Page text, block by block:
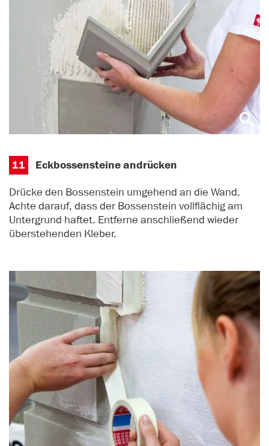
11 Eckbossensteine andrücken
Drücke den Bossenstein umgehend an die Wand.
Achte darauf, dass der Bossenstein vollflächig am
Untergrund haftet. Entferne anschließend wieder
überstehenden Kleber.